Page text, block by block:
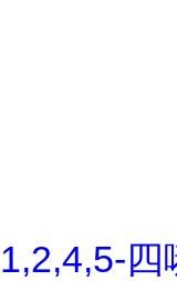
1,2,4,5-四